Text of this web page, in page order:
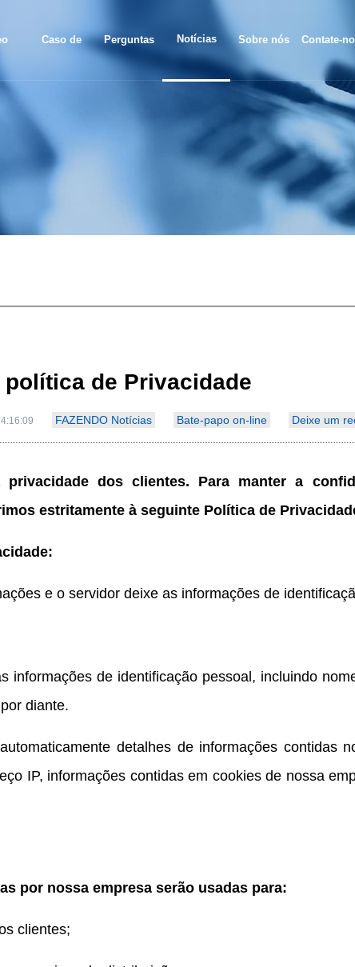
Caso de Perguntas Notícias Sobre nós Contate-
política de Privacidade
FAZENDO Notícias Bate-papo on-line Deixe um
privacidade dos clientes. Para manter a
estritamente à seguinte Política de
e o servidor deixe as informações de
informações de identificação pessoal, incluindo
diante.
detalhes de informações contidas
IP, informações contidas em cookies de nossa
por nossa empresa serão usadas para:
clientes;